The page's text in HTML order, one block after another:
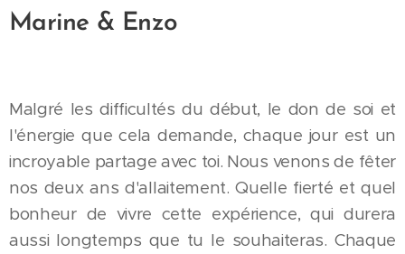
Marine & Enzo
Malgré les difficultés du début, le don de soi et
l'énergie que cela demande, chaque jour est un
incroyable partage avec toi. Nous venons de fêter
nos deux ans d'allaitement. Quelle fierté et quel
bonheur de vivre cette expérience, qui durera
aussi longtemps que tu le souhaiteras. Chaque